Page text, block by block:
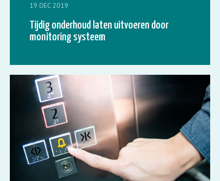
19 DEC 2019
Tijdig onderhoud laten uitvoeren door
monitoring systeem